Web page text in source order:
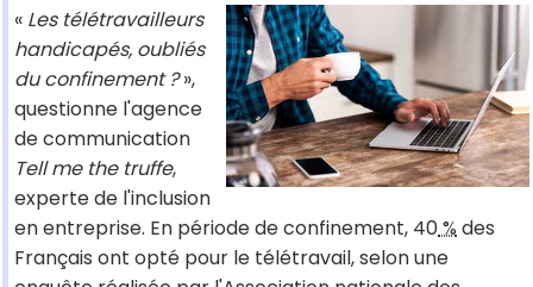
« Les télétravailleurs
handicapés, oubliés
du confinement ?»,
questionne l'agence
de communication
Tell me the truffe,
experte de l'inclusion
en entreprise. En période de confinement, 40%des
Français ont opté pour le télétravail, selon une